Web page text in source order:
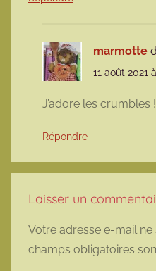
marmotte
11 août 2021
J’adore les crumbles !
Répondre
Laisser un
Votre adresse e-mail ne
champs obligatoires